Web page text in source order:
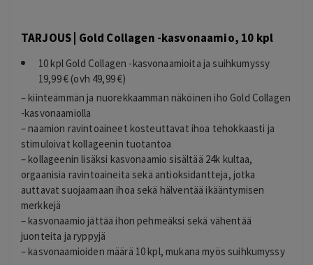
TARJOUS | Gold Collagen -kasvonaamio, 10 kpl
10 kpl Gold Collagen -kasvonaamioita ja suihkumyssy
19,99 € (ovh 49,99 €)
– kiinteämmän ja nuorekkaamman näköinen iho Gold Collagen
-kasvonaamiolla
– naamion ravintoaineet kosteuttavat ihoa tehokkaasti ja
stimuloivat kollageenin tuotantoa
– kollageenin lisäksi kasvonaamio sisältää 24k kultaa,
orgaanisia ravintoaineita sekä antioksidantteja, jotka
auttavat suojaamaan ihoa sekä hälventää ikääntymisen
merkkejä
– kasvonaamio jättää ihon pehmeäksi sekä vähentää
juonteita ja ryppyjä
– kasvonaamioiden määrä 10 kpl, mukana myös suihkumyssy